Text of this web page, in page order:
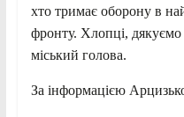
хто тримає оборону в
фронту. Хлопці,
міський голова.
За інформацією